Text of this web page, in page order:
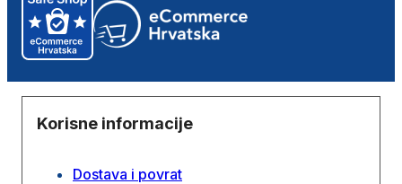
Korisne informacije
Dostava i povrat